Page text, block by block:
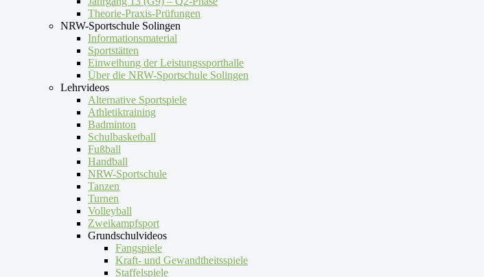
Theorie-Praxis-Prüfungen
NRW-Sportschule Solingen
Informationsmaterial
Sportstätten
Einweihung der Leistungssporthalle
Über die NRW-Sportschule Solingen
Lehrvideos
Alternative Sportspiele
Athletiktraining
Badminton
Schulbasketball
Fußball
Handball
NRW-Sportschule
Tanzen
Turnen
Volleyball
Zweikampfsport
Grundschulvideos
Fangspiele
Kraft- und Gewandtheitsspiele
Staffelspiele